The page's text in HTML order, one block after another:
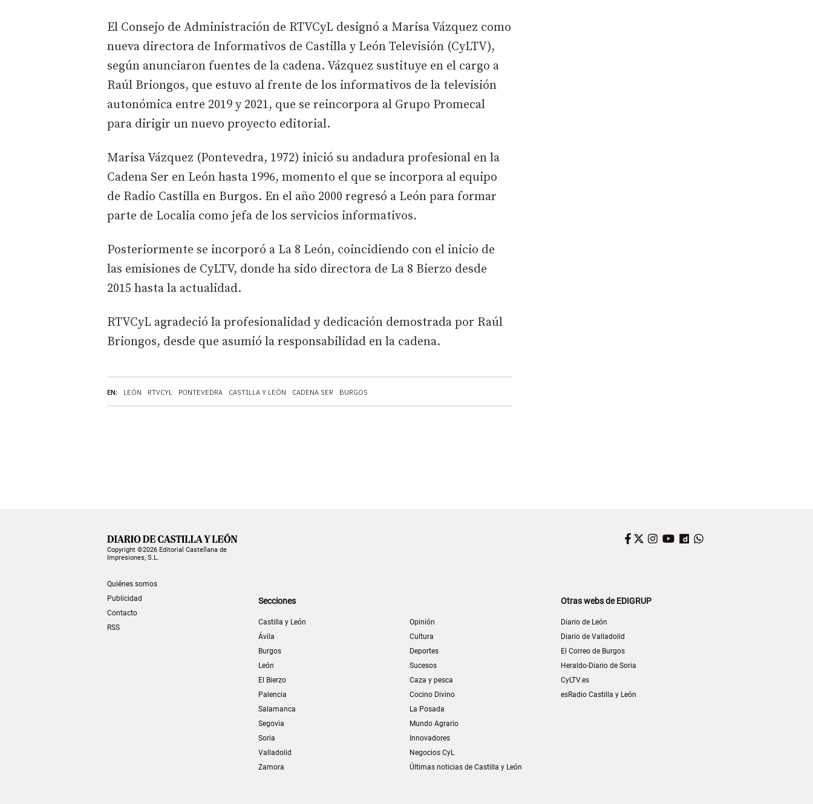
EN: LEÓN RTVCYL PONTEVEDRA CASTILLA Y LEÓN CADENA SER BURGOS
El Consejo de Administración de RTVCyL designó a Marisa Vázquez como
nueva directora de Informativos de Castilla y León Televisión (CyLTV),
según anunciaron fuentes de la cadena. Vázquez sustituye en el cargo a
Raúl Briongos, que estuvo al frente de los informativos de la televisión
autonómica entre 2019 y 2021, que se reincorpora al Grupo Promecal
para dirigir un nuevo proyecto editorial.
Marisa Vázquez (Pontevedra, 1972) inició su andadura profesional en la
Cadena Ser en León hasta 1996, momento el que se incorpora al equipo
de Radio Castilla en Burgos. En el año 2000 regresó a León para formar
parte de Localia como jefa de los servicios informativos.
Posteriormente se incorporó a La 8 León, coincidiendo con el inicio de
las emisiones de CyLTV, donde ha sido directora de La 8 Bierzo desde
2015 hasta la actualidad.
RTVCyL agradeció la profesionalidad y dedicación demostrada por Raúl
Briongos, desde que asumió la responsabilidad en la cadena.
Copyright ©2026 Editorial Castellana de
Impresiones, S.L.
Quiénes somos
Publicidad
Contacto
RSS
Facebook
Twitter
Instagram
YouTube
Dailymotion
Secciones
Castilla y León
Ávila
Burgos
León
El Bierzo
Palencia
Salamanca
Segovia
Soria
Valladolid
Zamora
Opinión
Cultura
Deportes
Sucesos
Caza y pesca
Cocino Divino
La Posada
Mundo Agrario
Innovadores
Negocios CyL
Últimas noticias de Castilla y León
Otras webs de EDIGRUP
Diario de León
Diario de Valladolid
El Correo de Burgos
Heraldo-Diario de Soria
CyLTV.es
esRadio Castilla y León